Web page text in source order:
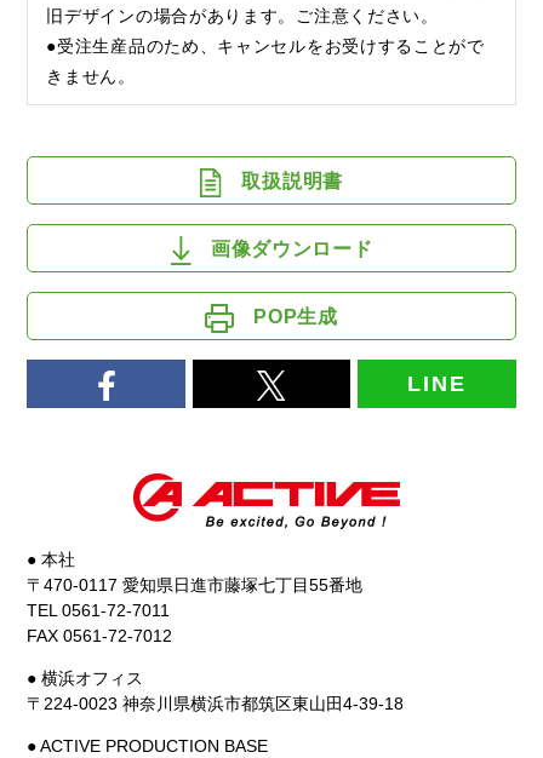
旧デザインの場合があります。ご注意ください。
●受注生産品のため、キャンセルをお受けすることがで
きません。
取扱説明書
画像ダウンロード
POP生成
LINE
● 本社
〒470-0117 愛知県日進市藤塚七丁目55番地
TEL 0561-72-7011
FAX 0561-72-7012
● 横浜オフィス
〒224-0023 神奈川県横浜市都筑区東山田4-39-18
● ACTIVE PRODUCTION BASE